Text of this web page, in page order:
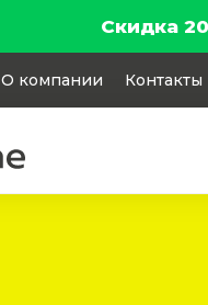
Скидка
О компании Контакты